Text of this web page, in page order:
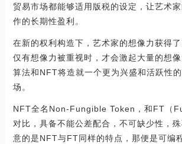
贸易市场都能够适用版税的设定，让艺术
作的长期性盈利。
在新的权利构造下，艺术家的想像力获得
仅有想像力被重视时，才会激起大量的想
算法和NFT将造就一个更为兴盛和活跃性
场。
NFT全名Non-Fungible Token，和FT（
对比，具备不能公差配合，不可缺少性，
意的是NFT与FT同样的特点，那便是可编